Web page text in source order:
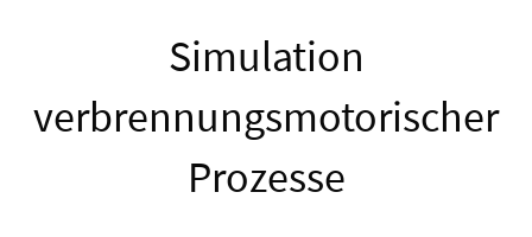
Simulation
verbrennungsmotorischer
Prozesse